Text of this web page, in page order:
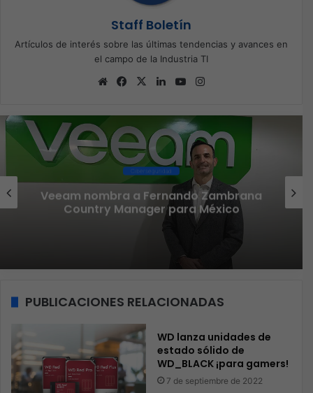
Staff Boletín
Artículos de interés sobre las últimas tendencias y avances en
el campo de la Industria TI
Sitio
Facebook
X LinkedInYouTube
Ciberseguridad
Veeam nombra a Fernando Zambrana
Country Manager para México
PUBLICACIONES RELACIONADAS
WD lanza unidades de
estado sólido de
WD_BLACK ¡para gamers!
7 de septiembre de 2022